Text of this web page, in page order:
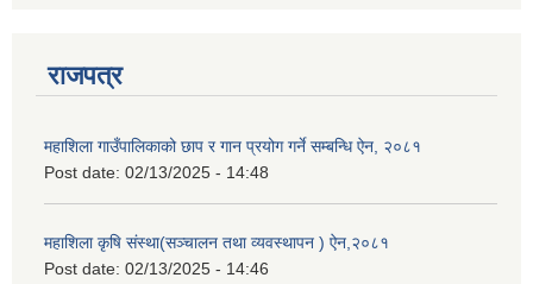
राजपत्र
महाशिला गाउँपालिकाको छाप र गान प्रयोग गर्ने सम्बन्धि ऐन, २०८१
Post date: 02/13/2025 - 14:48
महाशिला कृषि संस्था(सञ्चालन तथा व्यवस्थापन ) ऐन,२०८१
Post date: 02/13/2025 - 14:46